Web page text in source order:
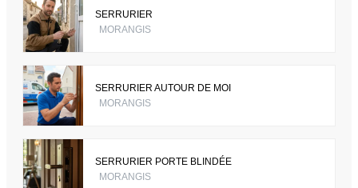
SERRURIER
MORANGIS
SERRURIER AUTOUR DE MOI
MORANGIS
SERRURIER PORTE BLINDÉE
MORANGIS